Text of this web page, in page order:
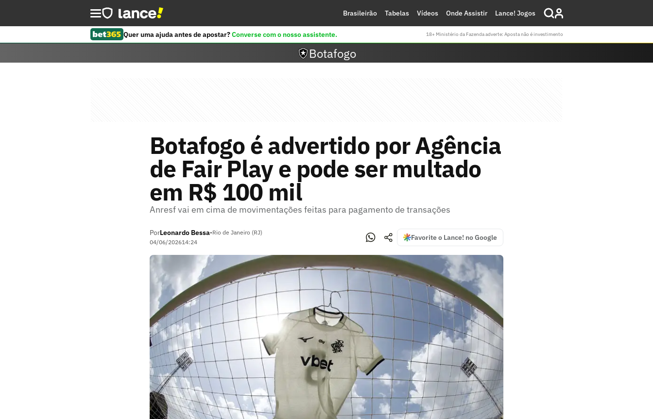
Brasileirão Tabelas Vídeos Onde Assistir Lance! Jogos
Quer uma ajuda antes de apostar?Converse com o nosso assistente. 18+ Ministério da Fazenda adverte: Aposta não é investimento
Botafogo
Botafogo é advertido por Agência
de Fair Play e pode ser multado
em R$ 100 mil
Anresf vai em cima de movimentações feitas para pagamento de transações
PorLeonardo Bessa•Rio de Janeiro (RJ)
04/06/202614:24
Favorite o Lance! no Google